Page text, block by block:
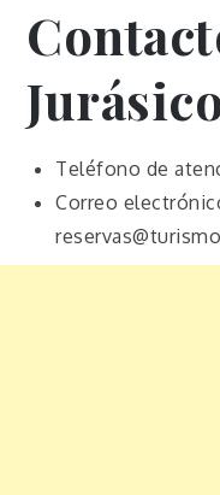
Teléfono de
Correo